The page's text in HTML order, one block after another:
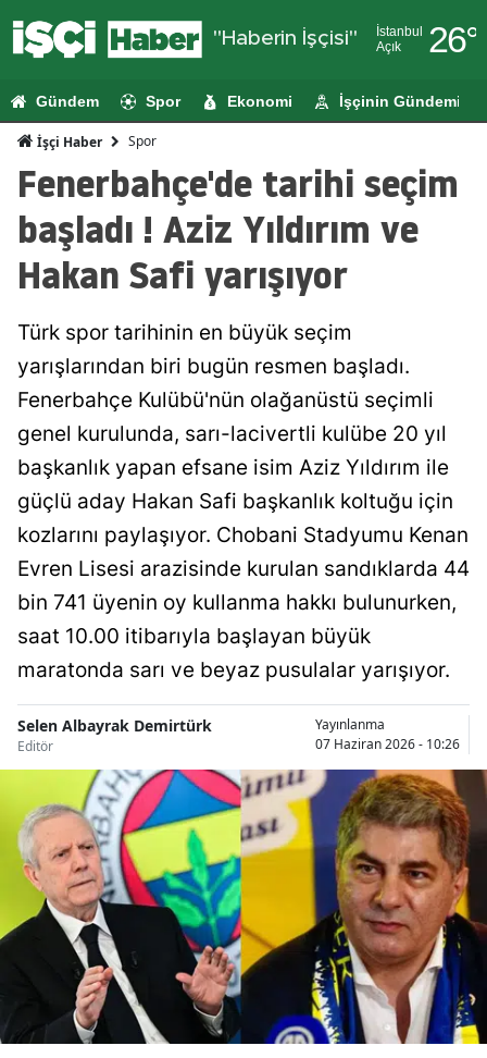
"Haberin İşçisi"
İstanbul
Açık
26°
Adıyaman
Ağrı
Amasya
Artvin
Aydın
Balıkesir
Bilecik
Bingöl
Bitlis
Bursa
Çanakkale
Çankırı
Çorum
Denizli
Diyarbakır
Edirne
Elazığ
Gündem Spor Ekonomi İşçinin Gündemi
İşçi Haber Spor
Fenerbahçe'de tarihi seçim
başladı ! Aziz Yıldırım ve
Hakan Safi yarışıyor
Türk spor tarihinin en büyük seçim
yarışlarından biri bugün resmen başladı.
Fenerbahçe Kulübü'nün olağanüstü seçimli
genel kurulunda, sarı-lacivertli kulübe 20 yıl
başkanlık yapan efsane isim Aziz Yıldırım ile
güçlü aday Hakan Safi başkanlık koltuğu için
kozlarını paylaşıyor. Chobani Stadyumu Kenan
Evren Lisesi arazisinde kurulan sandıklarda 44
bin 741 üyenin oy kullanma hakkı bulunurken,
saat 10.00 itibarıyla başlayan büyük
maratonda sarı ve beyaz pusulalar yarışıyor.
Selen Albayrak Demirtürk
Editör
Yayınlanma
07 Haziran 2026 - 10:26